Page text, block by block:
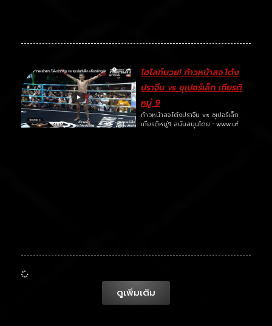
ไฮไลท์มวย! ก้าวหน้าสจ.โต้ง
ปราจีน vs ซุเปอร์เล็ก เกียรติ
หมู่ 9
ก้าวหน้าสจ.โต้งปราจีน vs ซุเปอร์เล็ก
เกียรติหมู่9 สนันสนุนโดย : www.uf
ดูเพิ่มเติม